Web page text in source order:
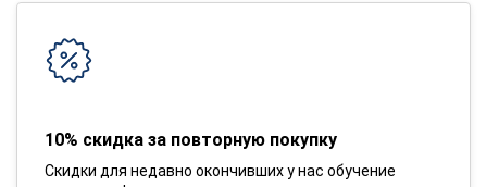
10% скидка за повторную покупку
Скидки для недавно окончивших у нас обучение